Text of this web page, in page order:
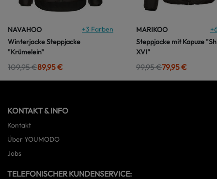
NAVAHOO +3 Farben
Winterjacke Steppjacke
"Krümelein"
109,95 €89,95 €
MARIKOO +
Steppjacke mit Kapuze
XVI"
99,95 €79,95 €
KONTAKT & INFO
Kontakt
Über YOUMODO
Jobs
TELEFONISCHER KUNDENSERVICE: